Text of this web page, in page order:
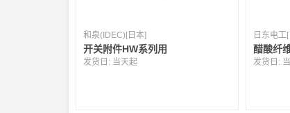
和泉(IDEC)[日本]
开关附件HW系列用
发货日: 当天起
日东电工
醋酸纤
发货日: